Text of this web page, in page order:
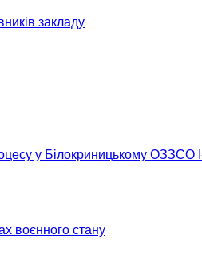
закладу
у Білокриницькому ОЗЗСО І-
воєнного стану